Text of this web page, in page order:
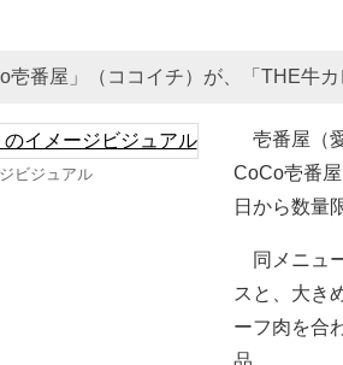
壱番屋」（ココイチ）が、「THE牛
ビジュアル
壱番屋（
CoCo壱番
日から数量
同メニュ
スと、大き
ーフ肉を合
品。